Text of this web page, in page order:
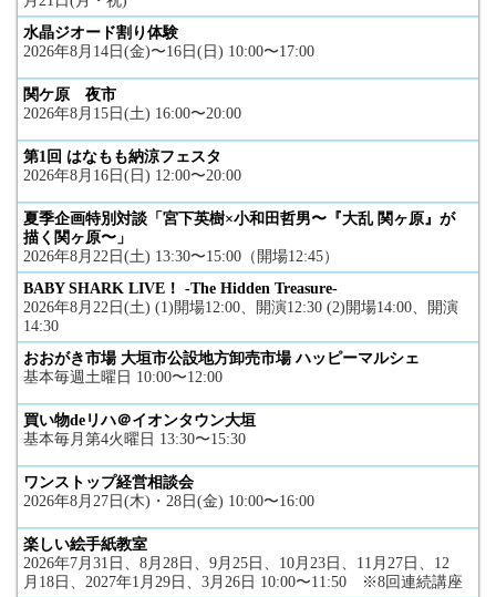
水晶ジオード割り体験
2026年8月14日(金)〜16日(日) 10:00〜17:00
関ケ原 夜市
2026年8月15日(土) 16:00〜20:00
第1回 はなもも納涼フェスタ
2026年8月16日(日) 12:00〜20:00
夏季企画特別対談「宮下英樹×小和田哲男〜『大乱 関ヶ原』が
描く関ヶ原〜」
2026年8月22日(土) 13:30〜15:00（開場12:45）
BABY SHARK LIVE！ -The Hidden Treasure-
2026年8月22日(土) (1)開場12:00、開演12:30 (2)開場14:00、開演
14:30
おおがき市場 大垣市公設地方卸売市場 ハッピーマルシェ
基本毎週土曜日 10:00〜12:00
買い物deリハ＠イオンタウン大垣
基本毎月第4火曜日 13:30〜15:30
ワンストップ経営相談会
2026年8月27日(木)・28日(金) 10:00〜16:00
楽しい絵手紙教室
2026年7月31日、8月28日、9月25日、10月23日、11月27日、12
月18日、2027年1月29日、3月26日 10:00〜11:50 ※8回連続講座